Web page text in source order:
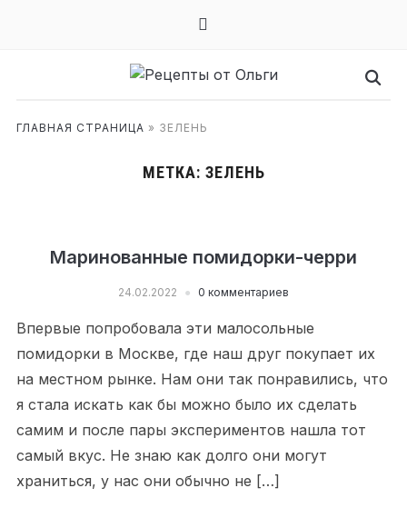
mail
ГЛАВНАЯ СТРАНИЦА » ЗЕЛЕНЬ
МЕТКА: ЗЕЛЕНЬ
Маринованные помидорки-черри
24.02.2022 0 комментариев
Впервые попробовала эти малосольные
помидорки в Москве, где наш друг покупает их
на местном рынке. Нам они так понравились, что
я стала искать как бы можно было их сделать
самим и после пары экспериментов нашла тот
самый вкус. Не знаю как долго они могут
храниться, у нас они обычно не […]